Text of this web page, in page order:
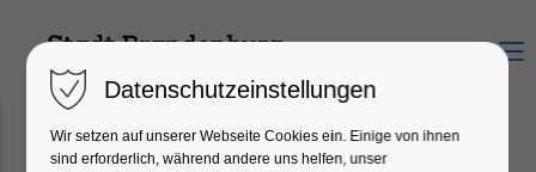
Menu
Datenschutzeinstellungen
Wir setzen auf unserer Webseite Cookies ein. Einige von ihnen
sind erforderlich, während andere uns helfen, unser